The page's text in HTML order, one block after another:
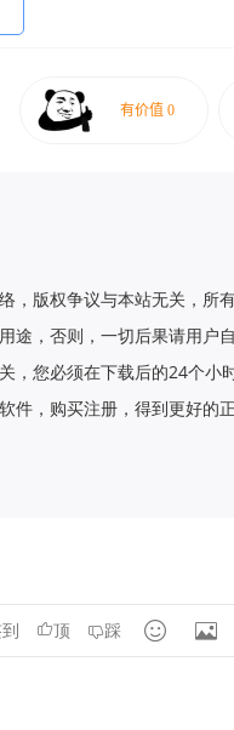
，版权争议与本站无关，所
途，否则，一切后果请用户
，您必须在下载后的24个
件，购买注册，得到更好的
顶 踩  